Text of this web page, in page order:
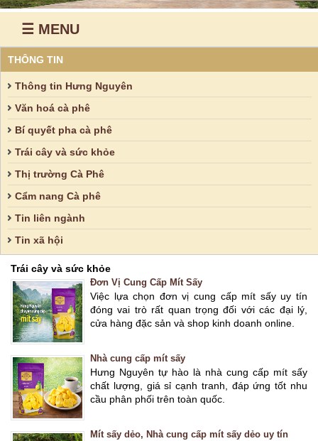
☰ MENU
THÔNG TIN
Thông tin Hưng Nguyên
Văn hoá cà phê
Bí quyết pha cà phê
Trái cây và sức khỏe
Thị trường Cà Phê
Cẩm nang Cà phê
Tin liên ngành
Tin xã hội
Trái cây và sức khỏe
Đơn Vị Cung Cấp Mít Sấy
Việc lựa chọn đơn vị cung cấp mít sấy uy tín
đóng vai trò rất quan trọng đối với các đại lý,
cửa hàng đặc sản và shop kinh doanh online.
Nhà cung cấp mít sấy
Hưng Nguyên tự hào là nhà cung cấp mít sấy
chất lượng, giá sỉ cạnh tranh, đáp ứng tốt nhu
cầu phân phối trên toàn quốc.
Mít sấy dẻo, Nhà cung cấp mít sấy dẻo uy tín